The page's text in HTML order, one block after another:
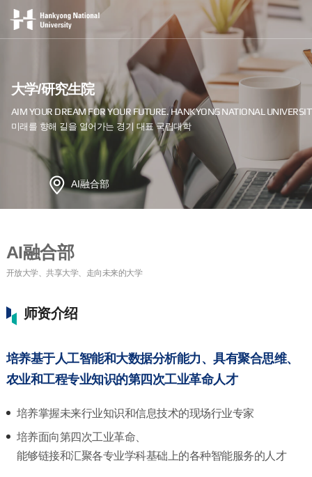
大学/研究生院
AI融合部
AI融合部
师资介绍
培养基于人工智能和大数据分析能力、具有聚合思维、
农业和工程专业知识的第四次工业革命人才
培养掌握未来行业知识和信息技术的现场行业专家
培养面向第四次工业革命、
能够链接和汇聚各专业学科基础上的各种智能服务的人才